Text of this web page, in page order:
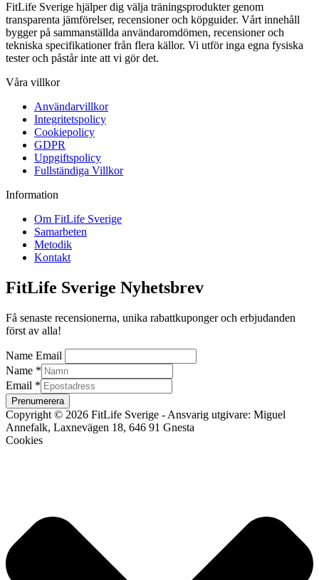
FitLife Sverige hjälper dig välja träningsprodukter genom
transparenta jämförelser, recensioner och köpguider. Vårt innehåll
bygger på sammanställda användaromdömen, recensioner och
tekniska specifikationer från flera källor. Vi utför inga egna fysiska
tester och påstår inte att vi gör det.
Våra villkor
Användarvillkor
Integritetspolicy
Cookiepolicy
GDPR
Uppgiftspolicy
Fullständiga Villkor
Information
Om FitLife Sverige
Samarbeten
Metodik
Kontakt
FitLife Sverige Nyhetsbrev
Få senaste recensionerna, unika rabattkuponger och erbjudanden
först av alla!
Name Email
Name *
Email *
Prenumerera
Copyright © 2026 FitLife Sverige - Ansvarig utgivare: Miguel
Annefalk, Laxnevägen 18, 646 91 Gnesta
Cookies